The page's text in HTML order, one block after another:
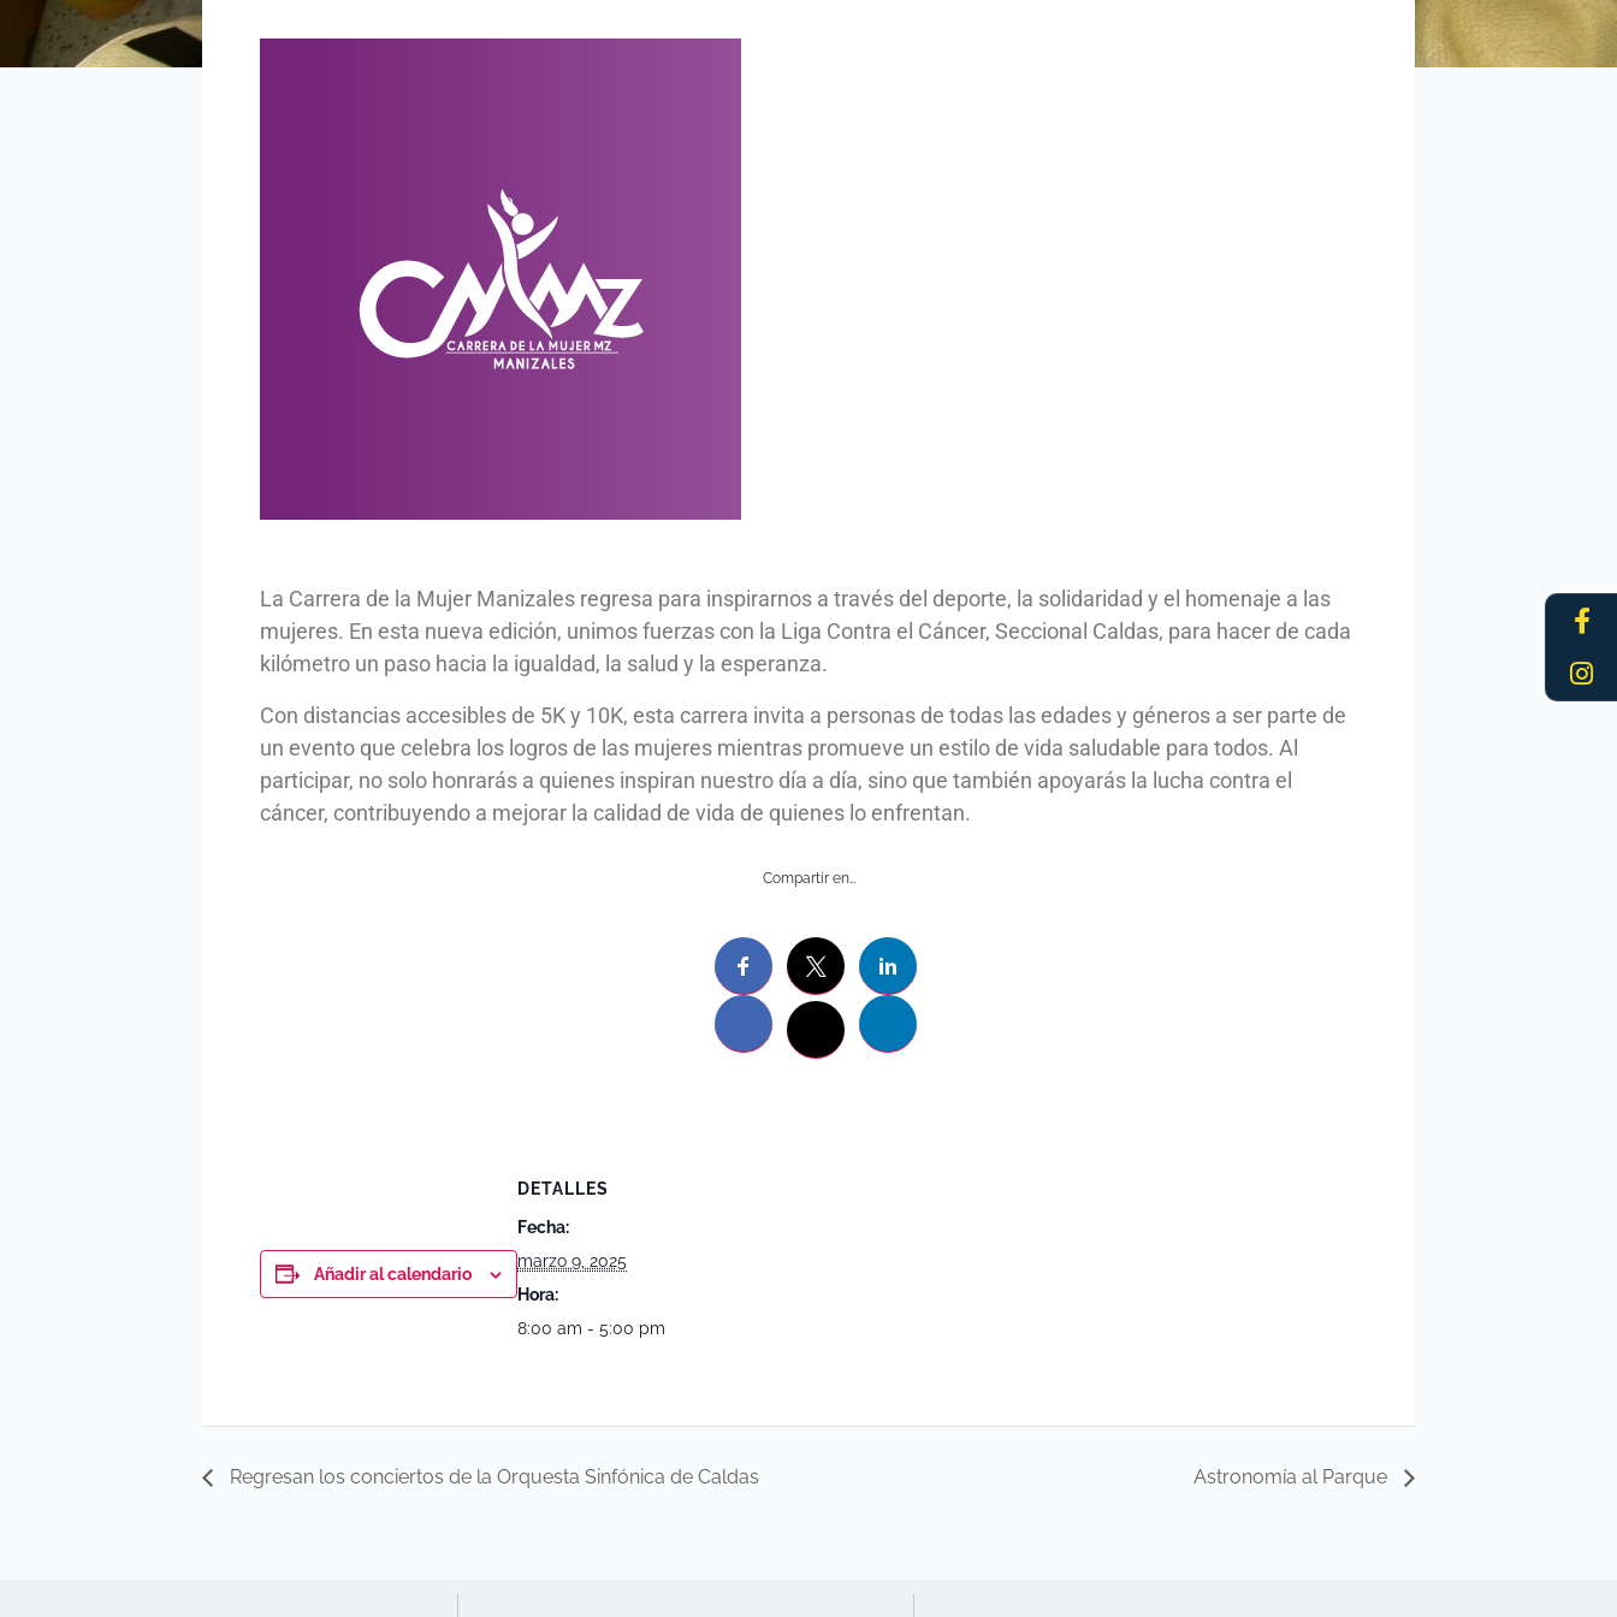
f
La Carrera de la Mujer Manizales regresa para inspirarnos a través del deporte, la solidaridad y el homenaje a las
mujeres. En esta nueva edición, unimos fuerzas con la Liga Contra el Cáncer, Seccional Caldas, para hacer de cada
kilómetro un paso hacia la igualdad, la salud y la esperanza.
Con distancias accesibles de 5K y 10K, esta carrera invita a personas de todas las edades y géneros a ser parte de
un evento que celebra los logros de las mujeres mientras promueve un estilo de vida saludable para todos. Al
participar, no solo honrarás a quienes inspiran nuestro día a día, sino que también apoyarás la lucha contra el
cáncer, contribuyendo a mejorar la calidad de vida de quienes lo enfrentan.
Compartir en…
Añadir al calendario
DETALLES
Fecha:
marzo 9, 2025
Hora:
8:00 am - 5:00 pm
Regresan los conciertos de la Orquesta Sinfónica de Caldas Astronomía al Parque